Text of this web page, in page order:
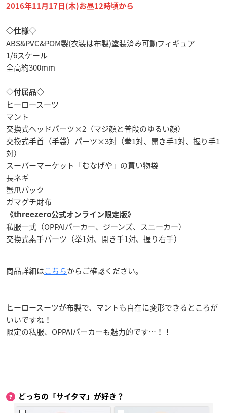
2016年11月17日(木)お昼12時頃から
◇仕様◇
ABS&PVC&POM製(衣装は布製)塗装済み可動フィギュア
1/6スケール
全高約300mm
◇付属品◇
ヒーロースーツ
マント
交換式ヘッドパーツ×2（マジ顔と普段のゆるい顔）
交換式手首（手袋）パーツ×3対（拳1対、開き手1対、握り手1
対）
スーパーマーケット「むなげや」の買い物袋
長ネギ
蟹爪パック
ガマグチ財布
《threezero公式オンライン限定版》
私服一式（OPPAIパーカー、ジーンズ、スニーカー）
交換式素手パーツ（拳1対、開き手1対、握り右手）
商品詳細はこちらからご確認ください。
ヒーロースーツが布製で、マントも自在に変形できるところが
いいですね！
限定の私服、OPPAIパーカーも魅力的です…！！
どっちの「サイタマ」が好き？